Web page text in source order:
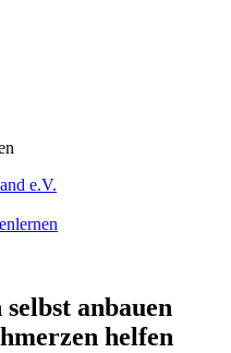
e.V.
anbauen
helfen